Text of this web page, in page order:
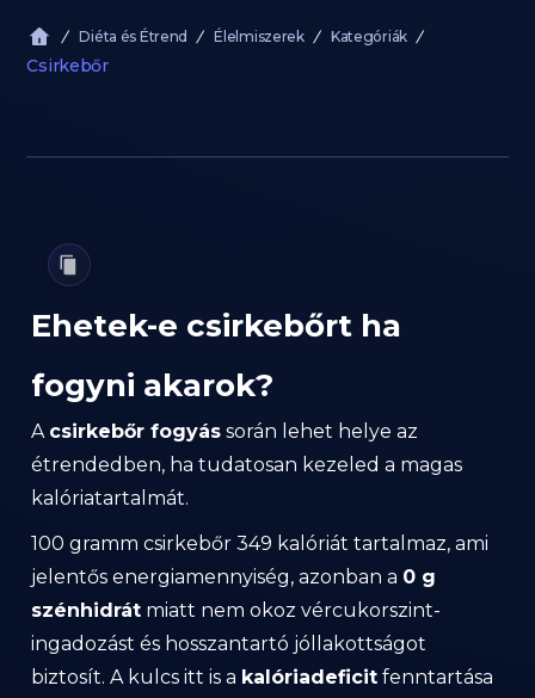
Diéta és Étrend Élelmiszerek Kategóriák
Csirkebőr
Ehetek-e csirkebőrt ha
fogyni akarok?
A csirkebőr fogyás során lehet helye az
étrendedben, ha tudatosan kezeled a magas
kalóriatartalmát.
100 gramm csirkebőr 349 kalóriát tartalmaz, ami
jelentős energiamennyiség, azonban a 0 g
szénhidrát miatt nem okoz vércukorszint-
ingadozást és hosszantartó jóllakottságot
biztosít. A kulcs itt is a kalóriadeficit fenntartása